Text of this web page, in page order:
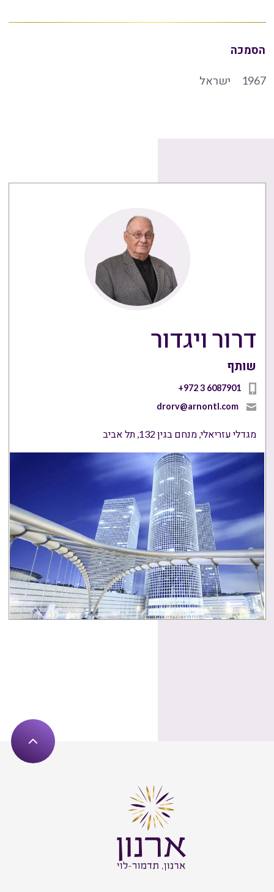
הסמכה
1967 ישראל
דרור ויגדור
שותף
+972 3 6087901
drorv@arnontl.com
מגדלי עזריאלי, מנחם בגין 132, תל אביב